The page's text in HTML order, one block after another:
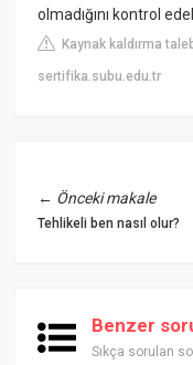
olmadığını kontrol
Kaynak kaldırma
sertifika.subu.edu.tr
← Önceki makale
Tehlikeli ben nasıl olur?
Benzer
Sıkça sorulan